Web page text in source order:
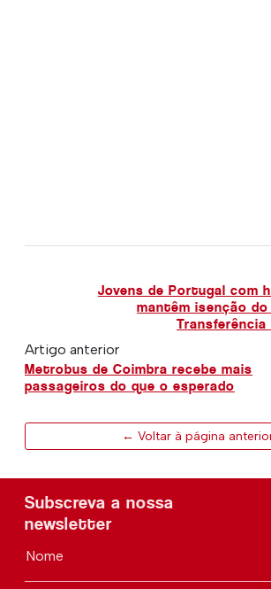
Jovens de Portugal com
mantêm isenção
Transferência
Artigo anterior
Metrobus de Coimbra recebe mais
passageiros do que o esperado
← Voltar à página
Subscreva a nossa
newsletter
Nome